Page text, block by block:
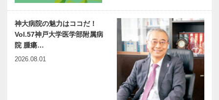
神大病院の魅力はココだ！
Vol.57神戸大学医学部附属病
院 腫瘍…
2026.08.01